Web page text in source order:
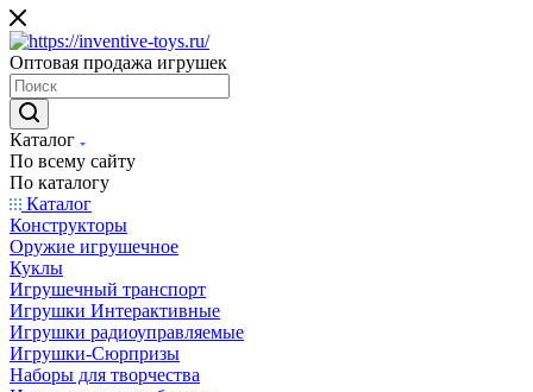
Оптовая продажа игрушек
Каталог
По всему сайту
По каталогу
Каталог
Конструкторы
Оружие игрушечное
Куклы
Игрушечный транспорт
Игрушки Интерактивные
Игрушки радиоуправляемые
Игрушки-Сюрпризы
Наборы для творчества